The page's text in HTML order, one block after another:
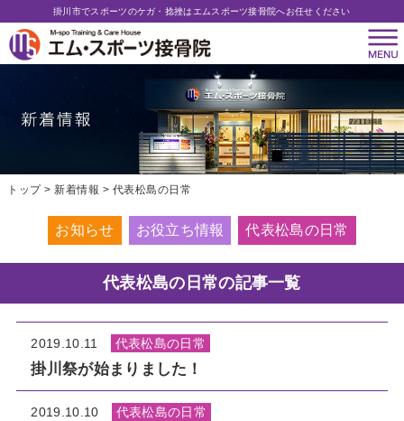
掛川市でスポーツのケガ・捻挫はエムスポーツ接骨院へお任せください
トップ 新着情報 代表松島の日常
お知らせ お役立ち情報 代表松島の日常
代表松島の日常の記事一覧
2019.10.11 代表松島の日常
掛川祭が始まりました！
2019.10.10 代表松島の日常